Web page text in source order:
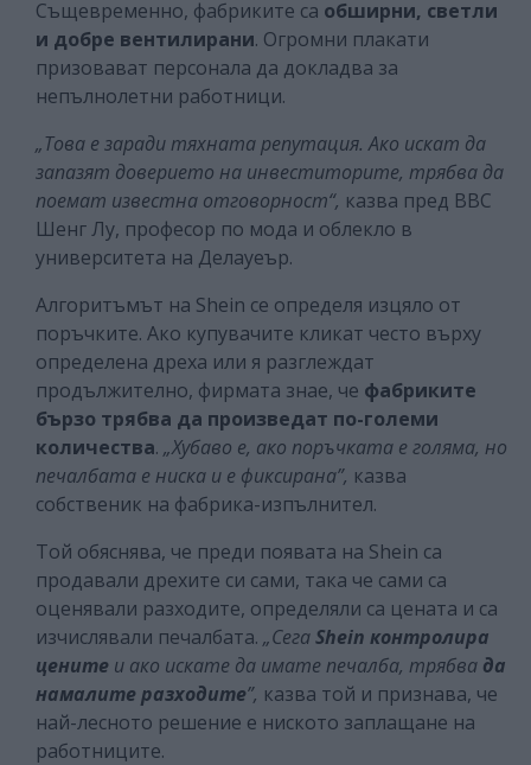
Същевременно, фабриките са обширни, светли
и добре вентилирани. Огромни плакати
призовават персонала да докладва за
непълнолетни работници.
„Това е заради тяхната репутация. Ако искат да
запазят доверието на инвеститорите, трябва да
поемат известна отговорност“, казва пред ВВС
Шенг Лу, професор по мода и облекло в
университета на Делауеър.
Алгоритъмът на Shein се определя изцяло от
поръчките. Ако купувачите кликат често върху
определена дреха или я разглеждат
продължително, фирмата знае, че фабриките
бързо трябва да произведат по-големи
количества. „Хубаво е, ако поръчката е голяма, но
печалбата е ниска и е фиксирана”, казва
собственик на фабрика-изпълнител.
Той обяснява, че преди появата на Shein са
продавали дрехите си сами, така че сами са
оценявали разходите, определяли са цената и са
изчислявали печалбата. „СегаShein контролира
цените и ако искате да имате печалба, трябва да
намалите разходите”, казва той и признава, че
най-лесното решение е ниското заплащане на
работниците.